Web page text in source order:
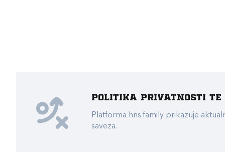
Politika privatnosti te
Platforma hns.family prikazuje
saveza.